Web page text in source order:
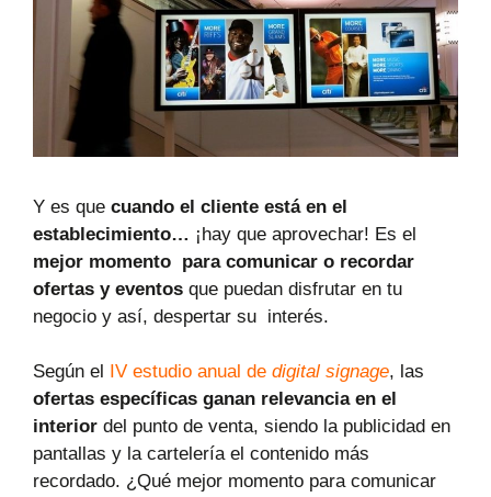
Y es que cuando el cliente está en el
establecimiento… ¡hay que aprovechar! Es el
mejor momento para comunicar o recordar
ofertas y eventos que puedan disfrutar en tu
negocio y así, despertar su interés.
Según el IV estudio anual de digital signage, las
ofertas específicas ganan relevancia en el
interior del punto de venta, siendo la publicidad en
pantallas y la cartelería el contenido más
recordado. ¿Qué mejor momento para comunicar